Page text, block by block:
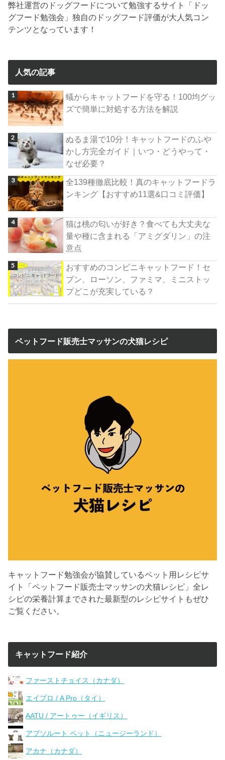
弊社運営のドッグフードについて勉強するサイト「ドッ
グフード勉強会」独自のドッグフード評価が大人気コン
テンツとなっています！
人気の記事
蟻からキャットフードを守る！100均グッ
ズで簡単に対処する方法を解説
ぬるま湯で10分！キャットフードのふや
かし方完全ガイド｜いつ・どうやって・
なぜ必要？
全139種徹底比較！真のキャットフードラ
ンキング【おすすめ11選&口コミ評価】
猫は桃の匂いが好き？食べても大丈夫な
量や種に含まれる「アミグダリン」の注
意点
おすすめのコンビニキャットフード！セ
ブン、ローソン、ファミマ、ミニストッ
プどこが充実している？
ペットフード販売士マッサンの犬猫レシピ
キャットフード勉強会が協賛しているペット用レシピサ
イト「ペットフード販売士マッサンの犬猫レシピ」全レ
シピの栄養計算までされた最新型のレシピサイトもぜひ
ご覧ください。
キャットフード紹介
ファーストチョイス（カナダ）
エイプロ / A Pro（タイ）
AATU / アートゥー（イギリス）
アブソルート ペット（ニュージーランド）
アカナ（カナダ）